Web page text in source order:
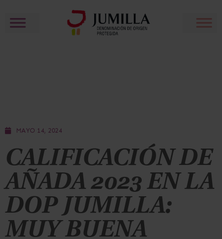
MAYO 14, 2024
CALIFICACIÓN DE
AÑADA 2023 EN LA
DOP JUMILLA:
MUY BUENA